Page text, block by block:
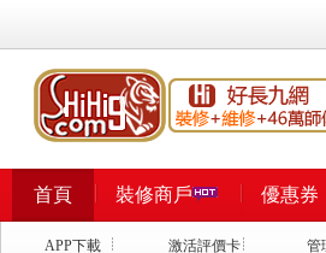
首頁 裝修商戶 優惠券
APP下載 激活評價卡 管